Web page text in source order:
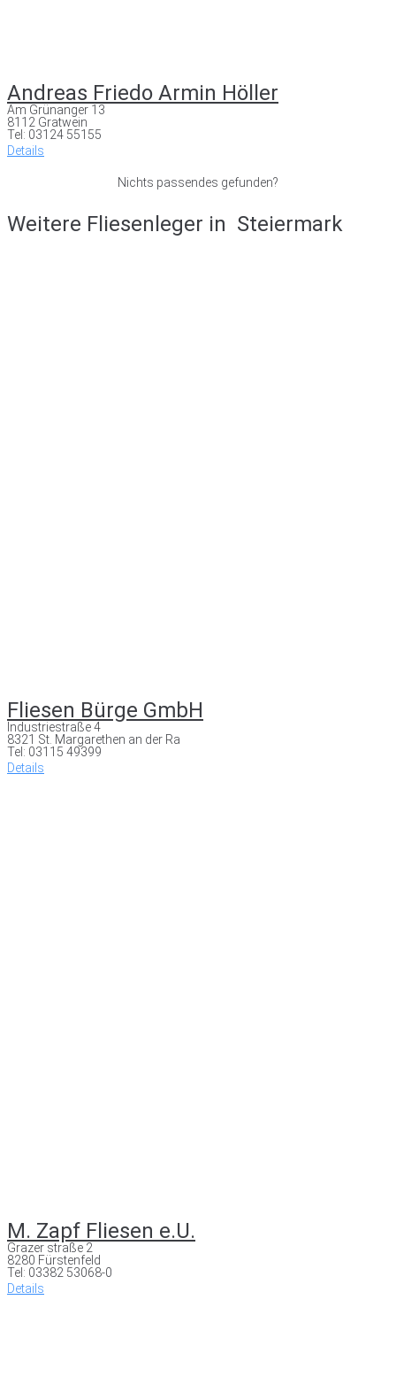
Andreas Friedo Armin Höller
Am Grünanger 13
8112 Gratwein
Tel: 03124 55155
Details
Nichts passendes gefunden?
Weitere Fliesenleger in Steiermark
Fliesen Bürge GmbH
Industriestraße 4
8321 St. Margarethen an der Ra
Tel: 03115 49399
Details
M. Zapf Fliesen e.U.
Grazer straße 2
8280 Fürstenfeld
Tel: 03382 53068-0
Details